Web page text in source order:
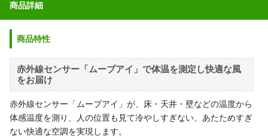
商品詳細
商品特性
赤外線センサー「ムーブアイ」で体温を測定し快適な風
をお届け
赤外線センサー「ムーブアイ」が、床・天井・壁などの温度から
体感温度を測り、人の位置も見て冷やしすぎない、あたためすぎ
ない快適な空調を実現します。